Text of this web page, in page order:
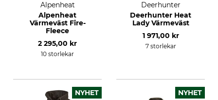
Alpenheat
Alpenheat
Värmeväst Fire-
Fleece
2 295,00 kr
10 storlekar
Deerhunter
Deerhunter Heat
Lady Värmeväst
1 971,00 kr
7 storlekar
NYHET NYHET